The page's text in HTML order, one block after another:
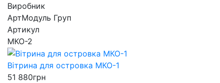
Виробник
АртМодуль Груп
Артикул
МКО-2
Вітрина для островка МКО-1
51 880грн